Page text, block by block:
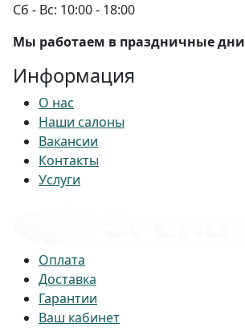
Сб - Вс: 10:00 - 18:00
Мы работаем в праздничные дни
Информация
О нас
Наши салоны
Вакансии
Контакты
Услуги
Оплата
Доставка
Гарантии
Ваш кабинет